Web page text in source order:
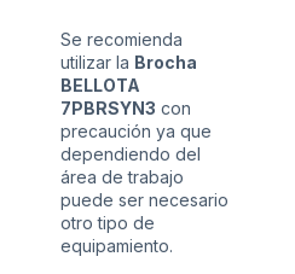
Se recomienda
utilizar la Brocha
BELLOTA
7PBRSYN3 con
precaución ya que
dependiendo del
área de trabajo
puede ser necesario
otro tipo de
equipamiento.